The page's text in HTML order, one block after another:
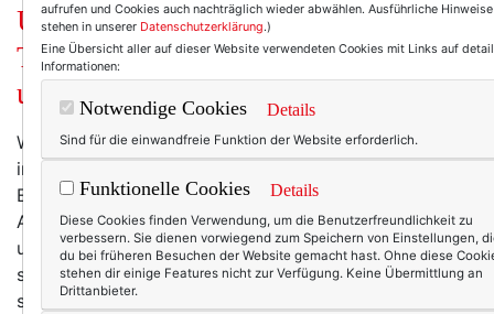
Und sonst so, Frau
Texterella? Schneeflocken, Filme
und back to business!
Während ich diesen Text schreibe, schneit es draußen
in dicken Flocken – und ich liebe es! Schnee, hach!
Endlich! Gut, ich muss auch nicht des Morgens mein
Auto vom Schnee befreien, um zur Arbeit zu kommen,
und auch sonst (dank Schneepflug und Gatten) nicht
schippen. Ich kann also ganz entspannt auf der Couch
sitzen, Tee trinken, tippen und die Welt im Schnee
aufrufen und Cookies auch nachträglich wieder abwählen. Ausführliche Hinweise
stehen in unserer Datenschutzerklärung.)
Eine Übersicht aller auf dieser Website verwendeten Cookies mit Links auf
Informationen:
Notwendige Cookies Details
Sind für die einwandfreie Funktion der Website erforderlich.
Funktionelle Cookies Details
Diese Cookies finden Verwendung, um die Benutzerfreundlichkeit zu
verbessern. Sie dienen vorwiegend zum Speichern von Einstellungen,
du bei früheren Besuchen der Website gemacht hast. Ohne diese
stehen dir einige Features nicht zur Verfügung. Keine Übermittlung an
Drittanbieter.